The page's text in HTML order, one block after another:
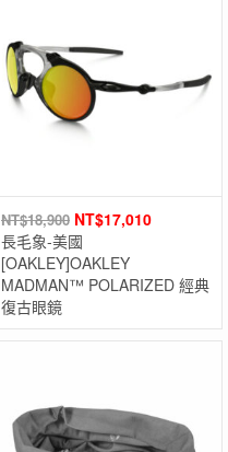
NT$18,900 NT$17,010
長毛象-美國
[OAKLEY]OAKLEY
MADMAN™ POLARIZED 經典
復古眼鏡